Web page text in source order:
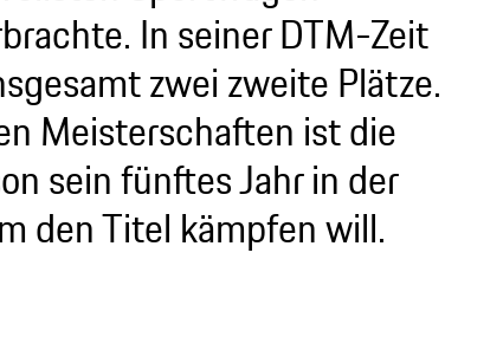
In seiner DTM-Zeit
zwei zweite Plätze.
Meisterschaften ist die
sein fünftes Jahr in der
den Titel kämpfen will.